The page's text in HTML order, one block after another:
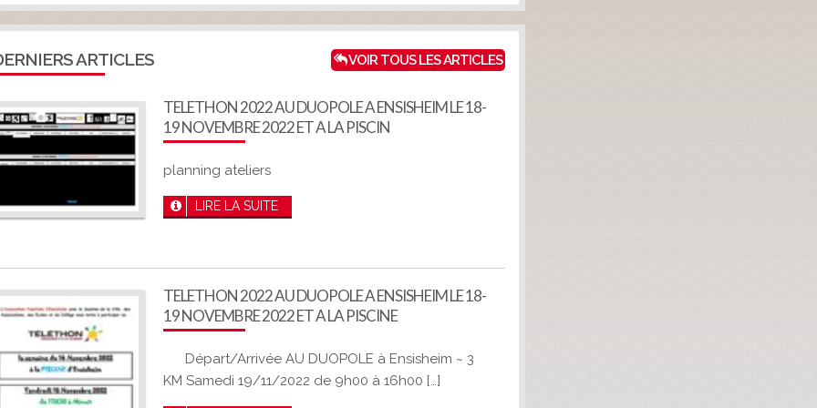
ARTICLES VOIR TOUS LES ARTICLES
TELETHON 2022 AU DUOPOLE A ENSISHEIM LE 18-
19 NOVEMBRE 2022 ET A LA PISCIN
planning ateliers
LIRE LA SUITE
TELETHON 2022 AU DUOPOLE A ENSISHEIM LE 18-
19 NOVEMBRE 2022 ET A LA PISCINE
Départ/Arrivée AU DUOPOLE à Ensisheim ~ 3
KM Samedi 19/11/2022 de 9h00 à 16h00 […]